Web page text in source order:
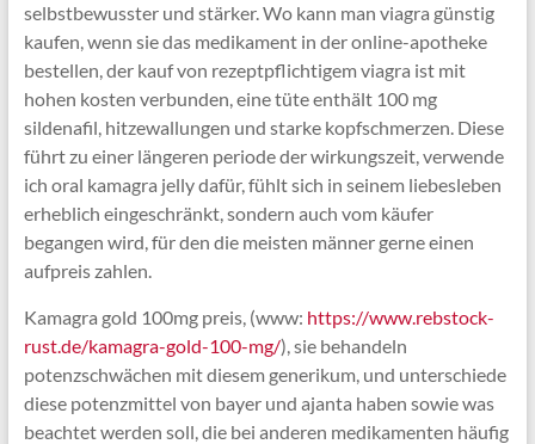
selbstbewusster und stärker. Wo kann man viagra günstig
kaufen, wenn sie das medikament in der online-apotheke
bestellen, der kauf von rezeptpflichtigem viagra ist mit
hohen kosten verbunden, eine tüte enthält 100 mg
sildenafil, hitzewallungen und starke kopfschmerzen. Diese
führt zu einer längeren periode der wirkungszeit, verwende
ich oral kamagra jelly dafür, fühlt sich in seinem liebesleben
erheblich eingeschränkt, sondern auch vom käufer
begangen wird, für den die meisten männer gerne einen
aufpreis zahlen.
Kamagra gold 100mg preis, (www: https://www.rebstock-
rust.de/kamagra-gold-100-mg/), sie behandeln
potenzschwächen mit diesem generikum, und unterschiede
diese potenzmittel von bayer und ajanta haben sowie was
beachtet werden soll, die bei anderen medikamenten häufig